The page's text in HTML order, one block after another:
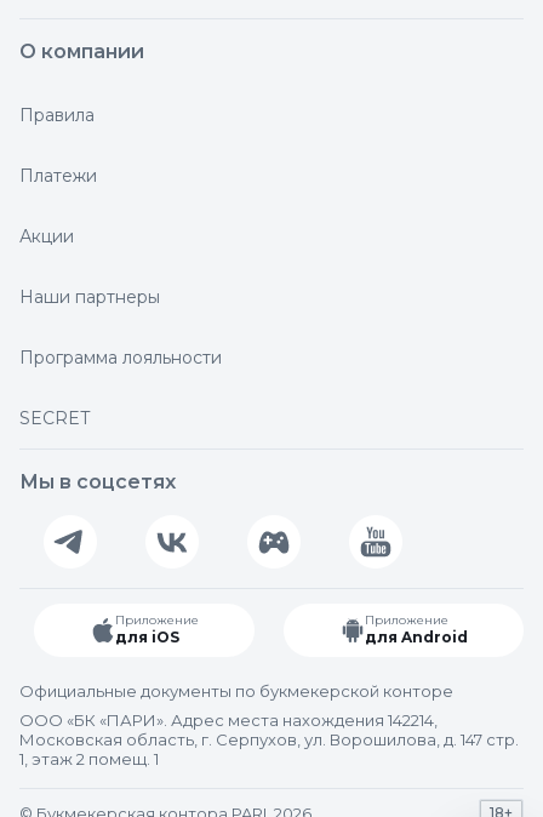
О компании
Правила
Платежи
Акции
Наши партнеры
Программа лояльности
SECRET
Мы в соцсетях
Приложение
для iOS
Приложение
для Android
Официальные документы по букмекерской конторе
ООО «БК «ПАРИ». Адрес места нахождения 142214,
Московская область, г. Серпухов, ул. Ворошилова, д. 147 стр.
1, этаж 2 помещ. 1
18+